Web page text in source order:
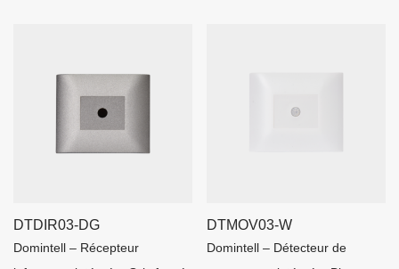
DTDIR03-DG
Domintell – Récepteur
DTMOV03-W
Domintell – Détecteur de